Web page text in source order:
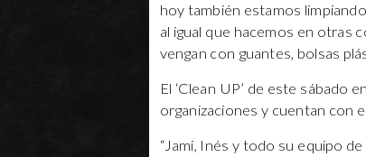
hoy también estamos
al igual que hacemos en otras
vengan con guantes, bolsas
El ‘Clean UP’ de este sábado
organizaciones y cuentan con
“Jami, Inés y todo su equipo